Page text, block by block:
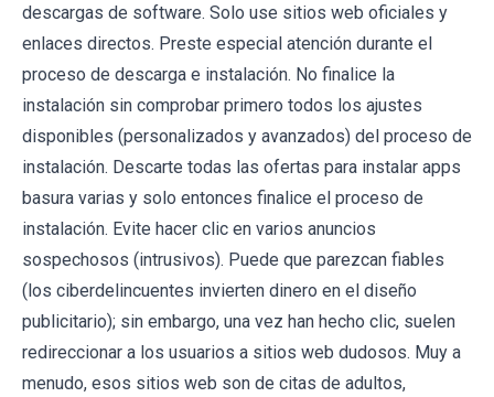
descargas de software. Solo use sitios web oficiales y
enlaces directos. Preste especial atención durante el
proceso de descarga e instalación. No finalice la
instalación sin comprobar primero todos los ajustes
disponibles (personalizados y avanzados) del proceso de
instalación. Descarte todas las ofertas para instalar apps
basura varias y solo entonces finalice el proceso de
instalación. Evite hacer clic en varios anuncios
sospechosos (intrusivos). Puede que parezcan fiables
(los ciberdelincuentes invierten dinero en el diseño
publicitario); sin embargo, una vez han hecho clic, suelen
redireccionar a los usuarios a sitios web dudosos. Muy a
menudo, esos sitios web son de citas de adultos,